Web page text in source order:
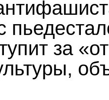
за